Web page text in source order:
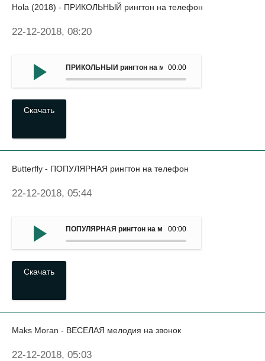
Hola (2018) - ПРИКОЛЬНЫЙ рингтон на телефон
22-12-2018, 08:20
00:00
ПРИКОЛЬНЫЙ рингтон на мобильный - Hola (2018)
Скачать
Butterfly - ПОПУЛЯРНАЯ рингтон на телефон
22-12-2018, 05:44
00:00
ПОПУЛЯРНАЯ рингтон на мобильный - Butterfly
Скачать
Maks Moran - ВЕСЕЛАЯ мелодия на звонок
22-12-2018, 05:03